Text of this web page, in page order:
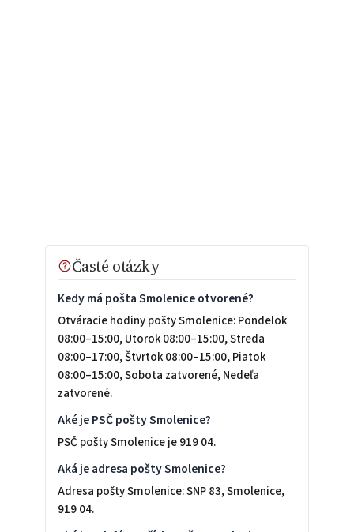
Časté otázky
Kedy má pošta Smolenice otvorené?
Otváracie hodiny pošty Smolenice: Pondelok
08:00–15:00, Utorok 08:00–15:00, Streda
08:00–17:00, Štvrtok 08:00–15:00, Piatok
08:00–15:00, Sobota zatvorené, Nedeľa
zatvorené.
Aké je PSČ pošty Smolenice?
PSČ pošty Smolenice je 919 04.
Aká je adresa pošty Smolenice?
Adresa pošty Smolenice: SNP 83, Smolenice,
919 04.